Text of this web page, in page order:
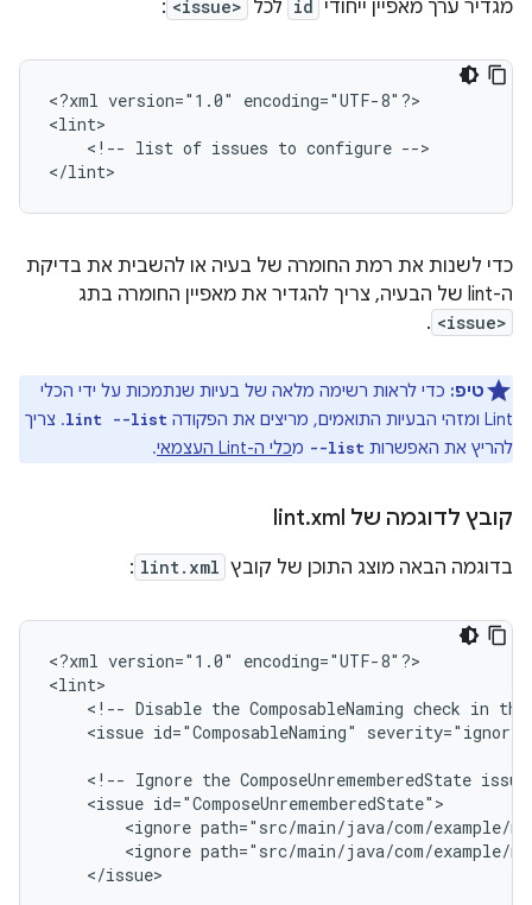
מגדיר ערך מאפיין ייחודי id לכל <issue>
:
<?xml version="1.0"
encoding="UTF-8"?>
<!-- list of issues to configure -->
</lint>
כדי לשנות את רמת החומרה של בעיה או להשבית את בדיקת
ה-lint של הבעיה, צריך להגדיר את מאפיין החומרה בתג
<issue>
.
טיפ: כדי לראות רשימה מלאה של בעיות שנתמכות על ידי הכלי
Lint ומזהי הבעיות התואמים, מריצים את הפקודה
lint --list. צריך
להריץ את האפשרות --list מכלי ה-Lint העצמאי .
קובץ לדוגמה של lint .xml
בדוגמה הבאה מוצג התוכן של קובץ lint.xml
:
<?xml version="1.0"
encoding="UTF-8"?>
<!-- Disable the ComposableNaming check in
<issue id="ComposableNaming" severity="ignore"
<!-- Ignore the ComposeUnrememberedState issue
<issue
<ignore path="src/main/java/com/example/
<ignore path="src/main/java/com/example/
</issue>